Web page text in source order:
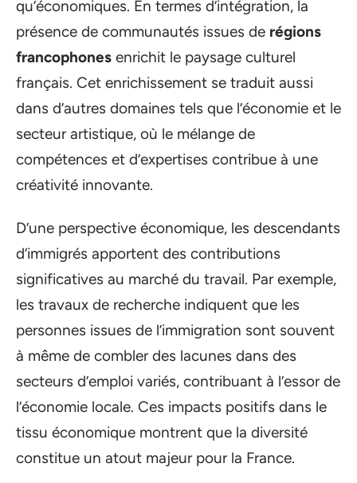
qu’économiques. En termes d’intégration, la
présence de communautés issues de régions
francophones enrichit le paysage culturel
français. Cet enrichissement se traduit aussi
dans d’autres domaines tels que l’économie et le
secteur artistique, où le mélange de
compétences et d’expertises contribue à une
créativité innovante.
D’une perspective économique, les descendants
d’immigrés apportent des contributions
significatives au marché du travail. Par exemple,
les travaux de recherche indiquent que les
personnes issues de l’immigration sont souvent
à même de combler des lacunes dans des
secteurs d’emploi variés, contribuant à l’essor de
l’économie locale. Ces impacts positifs dans le
tissu économique montrent que la diversité
constitue un atout majeur pour la France.